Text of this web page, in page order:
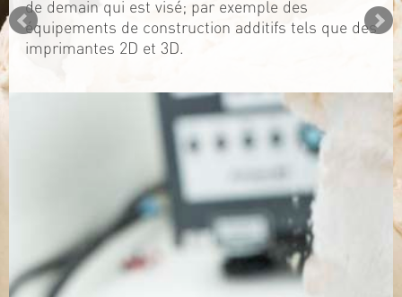
SITE WEB
TÉLÉCHARGEZ LA PLAQUETTE
de demain qui est visé; par exemple des
équipements de construction additifs tels que des
imprimantes 2D et 3D.